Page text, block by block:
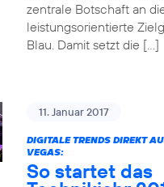
zentrale Botschaft an
leistungsorientierte
Blau. Damit setzt die […]
11. Januar 2017
DIGITALE TRENDS DIREKT
VEGAS:
So startet das